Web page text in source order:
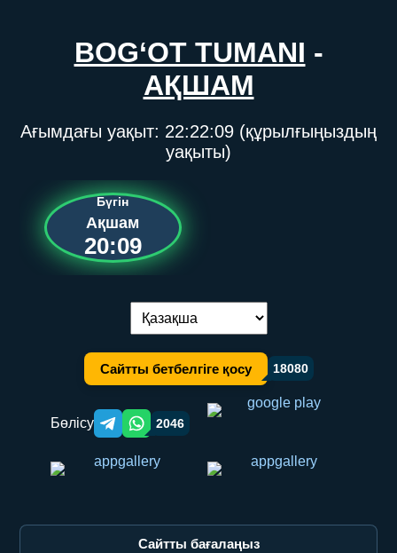
BOG‘OT TUMANI -
АҚШАМ
Ағымдағы уақыт: 22:22:09 (құрылғыңыздың
уақыты)
Бүгін
Ақшам
20:09
Тілді ауыстыру:
Сайтты бетбелгіге қосу 18080
Бөлісу Telegram orqali ulashish
WhatsApp orqali ulashish
2046
Сайтты бағалаңыз